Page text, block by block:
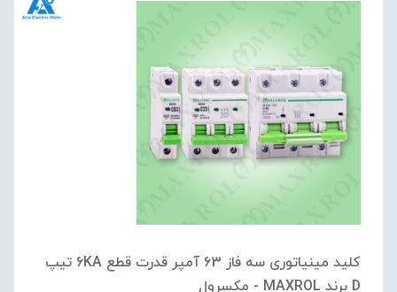
کلید مینیاتوری سه فاز 63 آمپر قدرت قطع 6KA تیپ
D برند MAXROL - مکسرول